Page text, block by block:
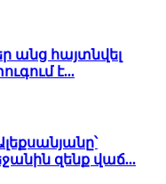
անց հայտնվել
է...
զենք վաճ...